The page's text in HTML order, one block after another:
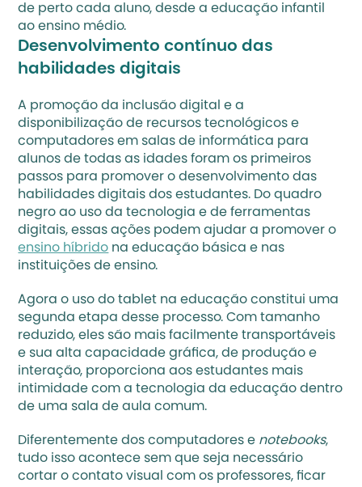
de perto cada aluno, desde a educação infantil
ao ensino médio.
Desenvolvimento contínuo das
habilidades digitais
A promoção da inclusão digital e a
disponibilização de recursos tecnológicos e
computadores em salas de informática para
alunos de todas as idades foram os primeiros
passos para promover o desenvolvimento das
habilidades digitais dos estudantes. Do quadro
negro ao uso da tecnologia e de ferramentas
ensino híbrido na educação básica e nas
instituições de ensino.
Agora o uso do tablet na educação constitui uma
segunda etapa desse processo. Com tamanho
reduzido, eles são mais facilmente transportáveis
e sua alta capacidade gráfica, de produção e
interação, proporciona aos estudantes mais
intimidade com a tecnologia da educação dentro
de uma sala de aula comum.
Diferentemente dos computadores e notebooks,
tudo isso acontece sem que seja necessário
cortar o contato visual com os professores, ficar